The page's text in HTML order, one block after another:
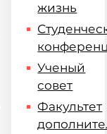
жизнь
Ученый
совет
Факультет